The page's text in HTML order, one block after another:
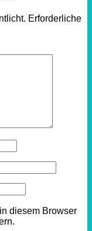
Erforderliche
diesem Browser